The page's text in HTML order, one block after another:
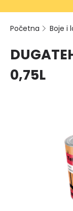
Početna Boje i
0,75L